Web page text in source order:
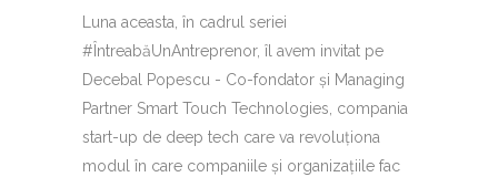
Luna aceasta, în cadrul seriei
#ÎntreabăUnAntreprenor, îl avem invitat pe
Decebal Popescu - Co-fondator și Managing
Partner Smart Touch Technologies, compania
start-up de deep tech care va revoluționa
modul în care companiile și organizațiile fac